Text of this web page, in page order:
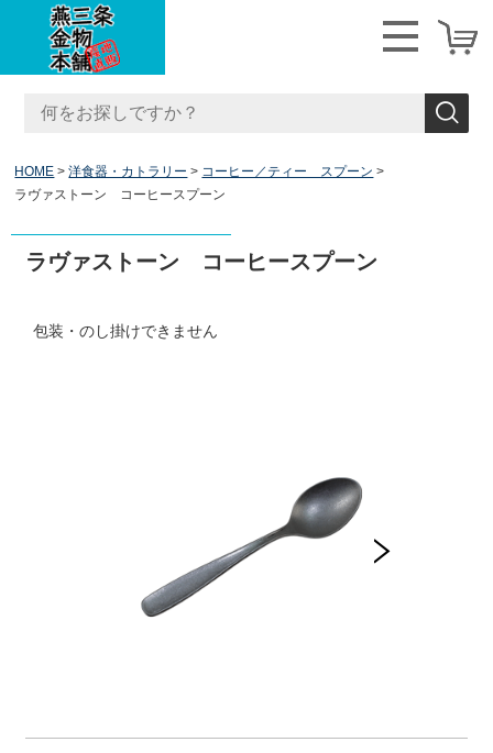
HOME 洋食器・カトラリー
コーヒー／ティー スプーン
ラヴァストーン コーヒースプーン
ラヴァストーン コーヒースプーン
包装・のし掛けできません